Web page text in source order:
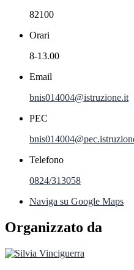
82100
Orari
8-13.00
Email
bnis014004@istruzione.it
PEC
Telefono
0824/313058
Naviga su Google Maps
Organizzato da